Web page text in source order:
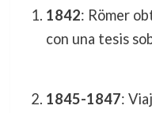
1842: Römer
con una tesis
1845-1847: